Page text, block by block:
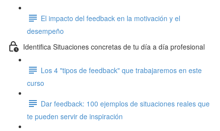
El impacto del feedback en la motivación y el
desempeño
Identifica Situaciones concretas de tu día a día profesional
Los 4 "tipos de feedback" que trabajaremos en este
curso
Dar feedback: 100 ejemplos de situaciones reales que
te pueden servir de inspiración